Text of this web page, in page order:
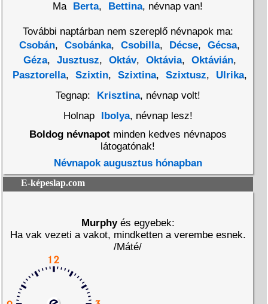
Ma
Berta, Bettina, névnap van!
További naptárban nem szereplő névnapok ma:
Csobán, Csobánka, Csobilla, Décse, Gécsa,
Géza, Jusztusz, Oktáv, Oktávia, Oktávián,
Pasztorella, Szixtin, Szixtina, Szixtusz, Ulrika,
Tegnap:
Krisztina, névnap volt!
Holnap
Ibolya, névnap lesz!
Boldog névnapotminden kedves névnapos
látogatónak!
Névnapok augusztus hónapban
E-képeslap.com
Murphyés egyebek:
Ha vak vezeti a vakot, mindketten a verembe esnek.
/Máté/